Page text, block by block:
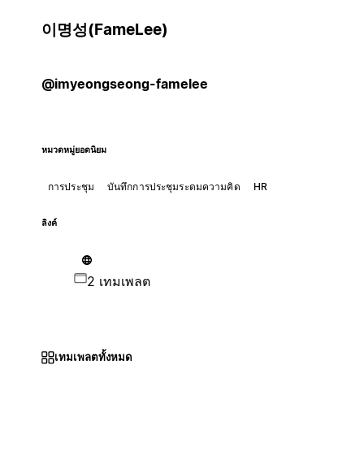
이명성(FameLee)
@imyeongseong-famelee
หมวดหมู่ยอดนิยม
การประชุม บันทึกการประชุมระดมความคิด HR
ลิงค์
2 เทมเพลต
เทมเพลตทั้งหมด